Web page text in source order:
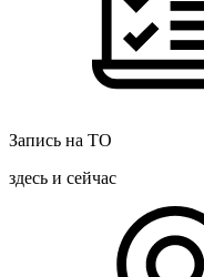
Запись на ТО
здесь и сейчас